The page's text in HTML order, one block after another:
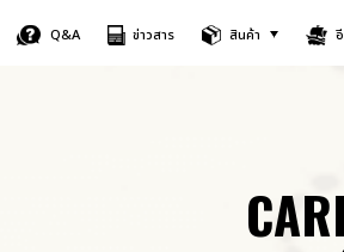
Q&A ข่าวสาร สินค้า